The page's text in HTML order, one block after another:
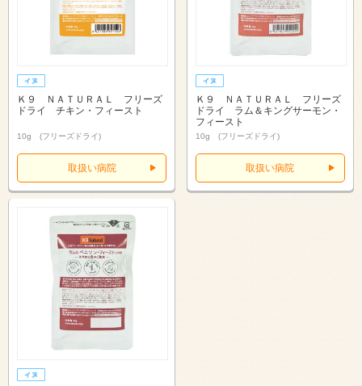
Ｋ９ ＮＡＴＵＲＡＬ フリーズ
ドライ チキン・フィースト
10g (フリーズドライ)
取扱い病院
Ｋ９ ＮＡＴＵＲＡＬ フリーズ
ドライ ラム＆キングサーモン・
フィースト
10g (フリーズドライ)
取扱い病院